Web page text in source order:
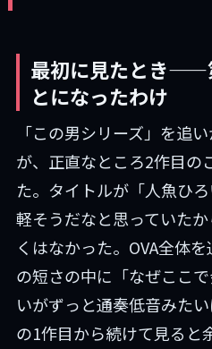
最初に見たとき——
とになったわけ
「この男シリーズ」を追
が、正直なところ2作目の
た。タイトルが「人魚ひ
軽そうだなと思っていた
くはなかった。OVA全体
の短さの中に「なぜここ
いがずっと通奏低音みた
の1作目から続けて見ると